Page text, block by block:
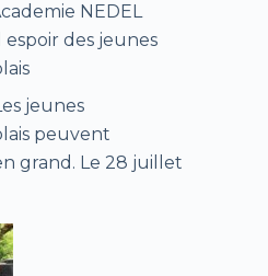
NEDEL
des jeunes
jeunes
peuvent
grand. Le 28 juillet